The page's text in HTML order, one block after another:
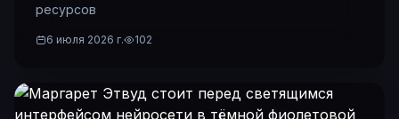
ресурсов
6 июля 2026 г. 102